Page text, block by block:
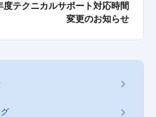
度テクニカルサポート対応時間
変更のお知らせ